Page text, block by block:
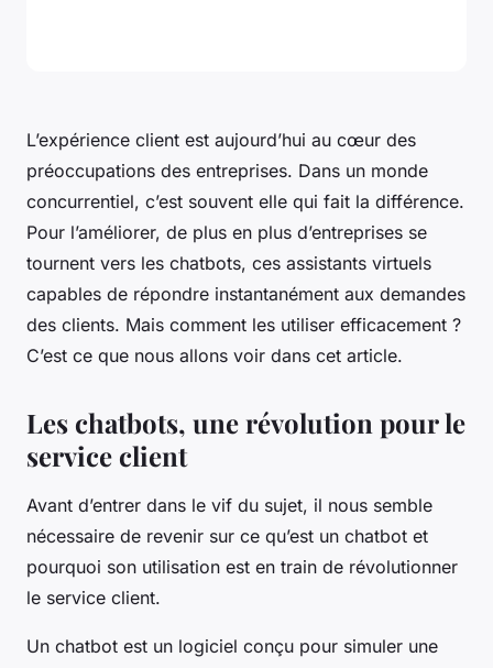
L’expérience client est aujourd’hui au cœur des
préoccupations des entreprises. Dans un monde
concurrentiel, c’est souvent elle qui fait la différence.
Pour l’améliorer, de plus en plus d’entreprises se
tournent vers les chatbots, ces assistants virtuels
capables de répondre instantanément aux demandes
des clients. Mais comment les utiliser efficacement ?
C’est ce que nous allons voir dans cet article.
Les chatbots, une révolution pour le
service client
Avant d’entrer dans le vif du sujet, il nous semble
nécessaire de revenir sur ce qu’est un chatbot et
pourquoi son utilisation est en train de révolutionner
le service client.
Un chatbot est un logiciel conçu pour simuler une